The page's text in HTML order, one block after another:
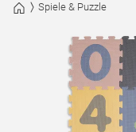
Spiele & Puzzle